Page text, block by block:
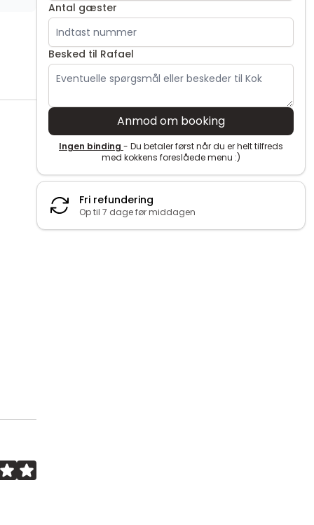
Antal gæster
Besked til Rafael
Anmod om booking
Ingen binding - Du betaler først når du er helt tilfreds
med kokkens foreslåede menu :)
Fri refundering
Op til 7 dage før middagen